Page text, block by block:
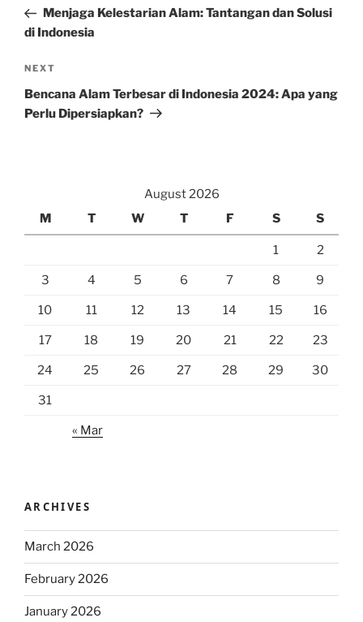
PostMenjaga Kelestarian Alam: Tantangan dan Solusi
di Indonesia
Next
Post
NEXT
Bencana Alam Terbesar di Indonesia 2024: Apa yang
Perlu Dipersiapkan?
August 2026
M
T W T F S S
1 2
3 4 5 6 7 8 9
10 11 12 13 14 15 16
17 18 19 20 21 22 23
24 25 26 27 28 29 30
31
« Mar
ARCHIVES
March 2026
February 2026
January 2026